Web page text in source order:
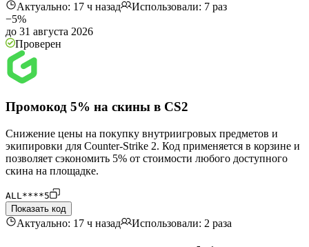
Актуально: 17 ч назад
Использовали: 7 раз
−5%
до 31 августа 2026
Проверен
Промокод 5% на скины в CS2
Снижение цены на покупку внутриигровых предметов и
экипировки для Counter-Strike 2. Код применяется в корзине и
позволяет сэкономить 5% от стоимости любого доступного
скина на площадке.
ALL****5
Показать код
Актуально: 17 ч назад Использовали: 2 раза